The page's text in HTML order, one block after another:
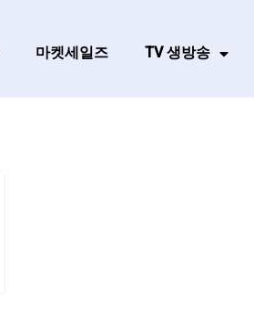
마켓세일즈 TV 생방송